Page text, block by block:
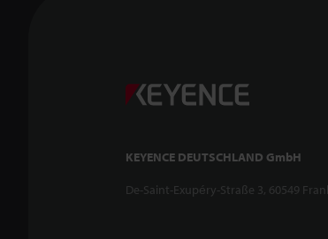
KEYENCE DEUTSCHLAND GmbH
De-Saint-Exupéry-Straße 3, 60549